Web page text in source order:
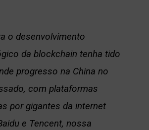
o desenvolvimento
da blockchain tenha tido
progresso na China no
com plataformas
por gigantes da internet
e Tencent, nossa